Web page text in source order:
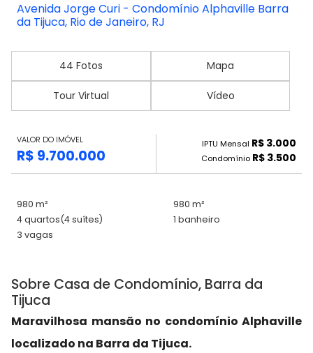
Avenida Jorge Curi - Condomínio Alphaville Barra
da Tijuca, Rio de Janeiro, RJ
44 Fotos Mapa
Tour Virtual Vídeo
VALOR DO IMÓVEL
R$ 9.700.000
IPTU Mensal R$ 3.000
Condomínio R$ 3.500
980 m²
980 m²
4 quartos(4 suítes)
1 banheiro
3 vagas
Sobre Casa de Condomínio, Barra da
Tijuca
Maravilhosa mansão no condomínio Alphaville
localizado na Barra da Tijuca.